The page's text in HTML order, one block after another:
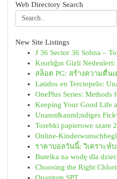
Web Directory Search
New Site Listings
J 36 Sector 36 Sohna –
Kısırlığın Gizli
สล็อต PG: สร้างความตื่น
Latidos en Terciopelo:
OnePlus Series: Methods
Keeping Your Good Life
Unanst&auml;ndiges
Torebki papierowe szare
Online-
ราคาบอลวันนี้: วิเคราะห์
Butelka na wodę dla
Choosing the Right